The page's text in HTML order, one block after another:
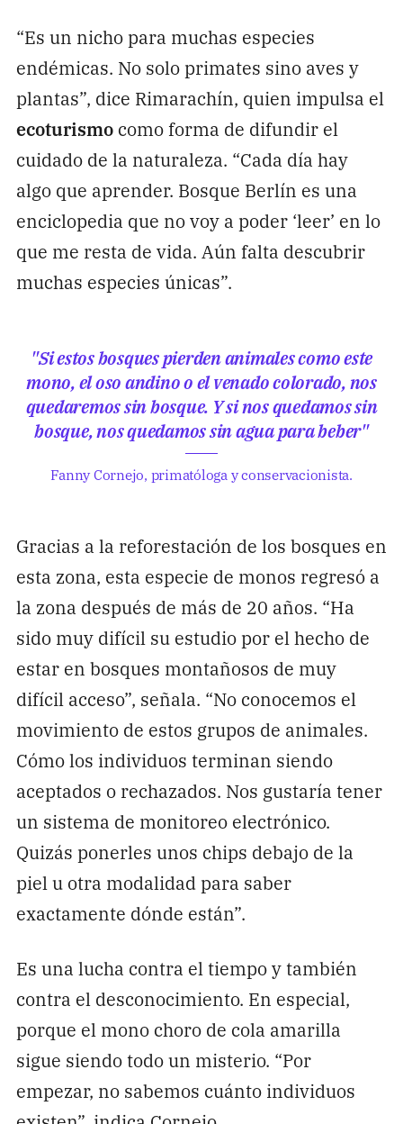
“Es un nicho para muchas especies
endémicas. No solo primates sino aves y
plantas”, dice Rimarachín, quien impulsa el
ecoturismocomo forma de difundir el
cuidado de la naturaleza. “Cada día hay
algo que aprender. Bosque Berlín es una
enciclopedia que no voy a poder ‘leer’ en lo
que me resta de vida. Aún falta descubrir
muchas especies únicas”.
"Si estos bosques pierden animales como este
mono, el oso andino o el venado colorado, nos
quedaremos sin bosque. Y si nos quedamos sin
bosque, nos quedamos sin agua para beber"
Fanny Cornejo, primatóloga y conservacionista.
Gracias a la reforestación de los bosques en
esta zona, esta especie de monos regresó a
la zona después de más de 20 años. “Ha
sido muy difícil su estudio por el hecho de
estar en bosques montañosos de muy
difícil acceso”, señala. “No conocemos el
movimiento de estos grupos de animales.
Cómo los individuos terminan siendo
aceptados o rechazados. Nos gustaría tener
un sistema de monitoreo electrónico.
Quizás ponerles unos chips debajo de la
piel u otra modalidad para saber
exactamente dónde están”.
Es una lucha contra el tiempo y también
contra el desconocimiento. En especial,
porque el mono choro de cola amarilla
sigue siendo todo un misterio. “Por
empezar, no sabemos cuánto individuos